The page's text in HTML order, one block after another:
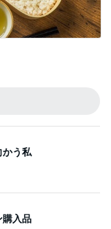
かう私
購入品